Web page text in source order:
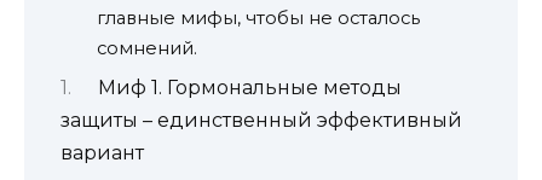
главные мифы, чтобы не осталось
сомнений.
Миф 1. Гормональные методы
защиты – единственный эффективный
вариант